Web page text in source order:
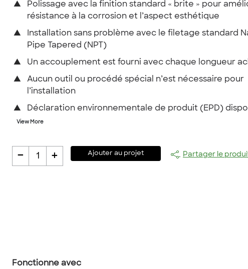
▲
Polissage avec la finition standard « brite » pour
résistance à la corrosion et l’aspect esthétique
▲
Installation sans problème avec le filetage standard
Pipe Tapered (NPT)
▲ Un accouplement est fourni avec chaque longueur
▲
Aucun outil ou procédé spécial n’est nécessaire pour
l’installation
▲ Déclaration environnementale de produit (EPD)
View More
- 1 + Ajouter au projet Partager le
Fonctionne avec